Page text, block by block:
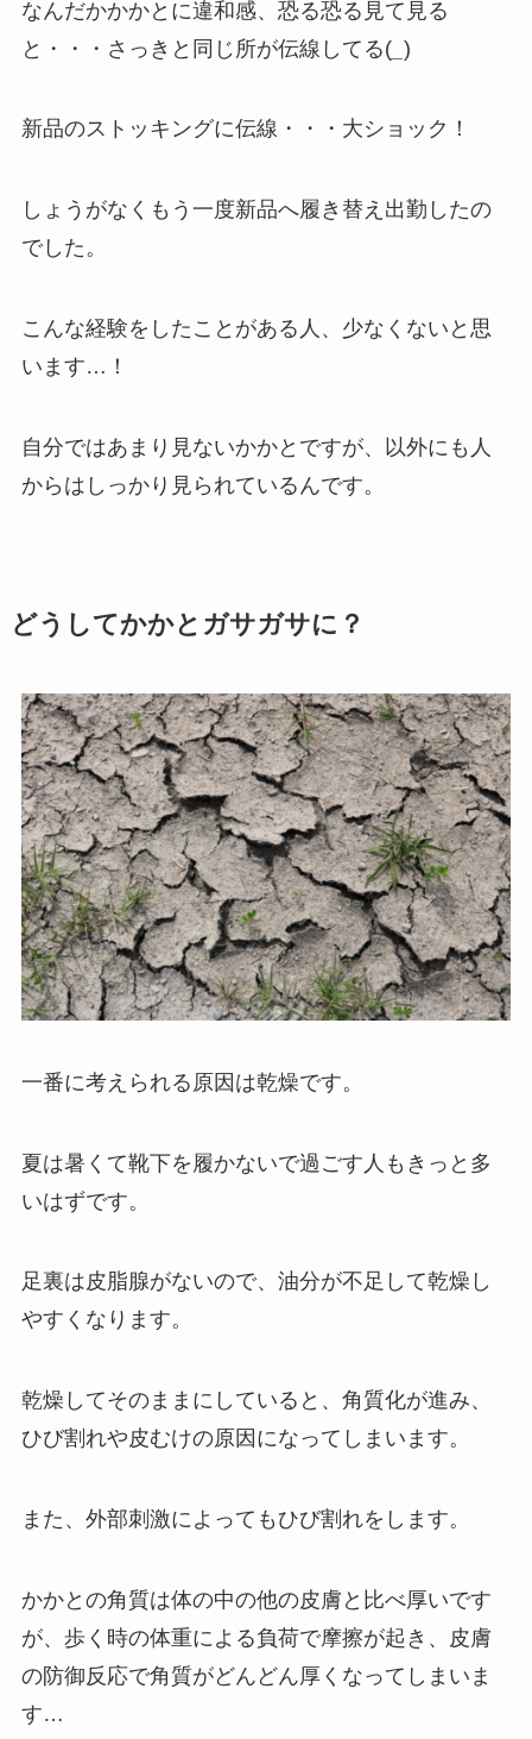
なんだかかかとに違和感、恐る恐る見て見る
と・・・さっきと同じ所が伝線してる(_ )
新品のストッキングに伝線・・・大ショック！
しょうがなくもう一度新品へ履き替え出勤したの
でした。
こんな経験をしたことがある人、少なくないと思
います…！
自分ではあまり見ないかかとですが、以外にも人
からはしっかり見られているんです。
どうしてかかとガサガサに？
一番に考えられる原因は乾燥です。
夏は暑くて靴下を履かないで過ごす人もきっと多
いはずです。
足裏は皮脂腺がないので、油分が不足して乾燥し
やすくなります。
乾燥してそのままにしていると、角質化が進み、
ひび割れや皮むけの原因になってしまいます。
また、外部刺激によってもひび割れをします。
かかとの角質は体の中の他の皮膚と比べ厚いです
が、歩く時の体重による負荷で摩擦が起き、皮膚
の防御反応で角質がどんどん厚くなってしまいま
す…